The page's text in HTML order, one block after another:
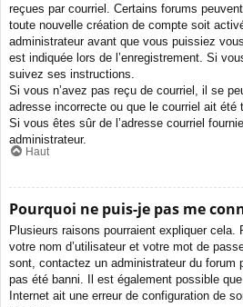
reçues par courriel. Certains forums
toute nouvelle création de compte soit
administrateur avant que vous puissiez
est indiquée lors de l’enregistrement. Si
suivez ses instructions.
Si vous n’avez pas reçu de courriel, il se
adresse incorrecte ou que le courriel ait été
Si vous êtes sûr de l’adresse courriel
administrateur.
Haut
Pourquoi ne puis-je pas me
Plusieurs raisons pourraient expliquer cela.
votre nom d’utilisateur et votre mot de
sont, contactez un administrateur du forum
pas été banni. Il est également possible
Internet ait une erreur de configuration de